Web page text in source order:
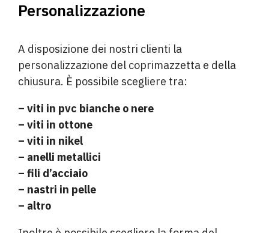
Personalizzazione
A disposizione dei nostri clienti la
personalizzazione del coprimazzetta e della
chiusura. È possibile scegliere tra:
– viti in pvc bianche o nere
– viti in ottone
– viti in nikel
– anelli metallici
– fili d’acciaio
– nastri in pelle
– altro